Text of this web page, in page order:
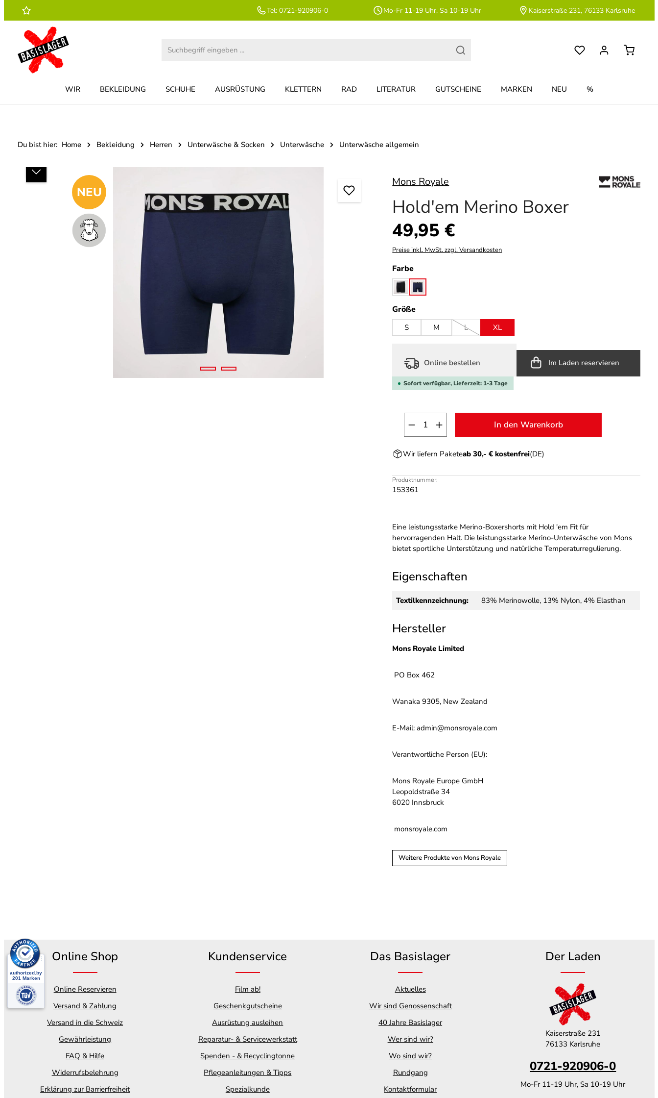
Hauptinhalt springen
Zur Suche springen
Zur Hauptnavigation springen Tel: 0721-920906-0 Mo-Fr 11-19 Uhr, Sa 10-19 Uhr Kaiserstraße 231, 76133 Karlsruhe
WIR BEKLEIDUNG SCHUHE AUSRÜSTUNG KLETTERN RAD LITERATUR GUTSCHEINE MARKEN NEU %
Du bist hier: Home Bekleidung Herren Unterwäsche & Socken Unterwäsche Unterwäsche allgemein
Bildergalerie überspringen
NEU
Mons Royale
Hold'em Merino Boxer
Regulärer Preis:
49,95 €
Preise inkl. MwSt. zzgl. Versandkosten
Farbeauswählen
blackmidnight
Größeauswählen
S M L
(Diese Option ist zurzeit nicht verfügbar.)
XL
Online bestellen Im Laden reservieren
Sofort verfügbar, Lieferzeit: 1-3 Tage
Produkt Anzahl: Gib den gewünschten Wert
In den Warenkorb
Wir liefern Paketeab 30,- € kostenfrei(DE)
Produktnummer:
153361
Eine leistungsstarke Merino-Boxershorts mit Hold 'em Fit für
hervorragenden Halt. Die leistungsstarke Merino-Unterwäsche von Mons
bietet sportliche Unterstützung und natürliche Temperaturregulierung.
Eigenschaften
Textilkennzeichnung: 83% Merinowolle, 13% Nylon, 4% Elasthan
Hersteller
Mons Royale Limited
PO Box 462
Wanaka 9305, New Zealand
E-Mail: admin@monsroyale.com
Verantwortliche Person (EU):
Mons Royale Europe GmbH
Leopoldstraße 34
6020 Innsbruck
monsroyale.com
Weitere Produkte von Mons Royale
Online Shop
Online Reservieren
Versand & Zahlung
Versand in die Schweiz
Gewährleistung
FAQ & Hilfe
Widerrufsbelehrung
Erklärung zur Barrierfreiheit
Kundenservice
Film ab!
Geschenkgutscheine
Ausrüstung ausleihen
Reparatur- & Servicewerkstatt
Spenden - & Recyclingtonne
Pflegeanleitungen & Tipps
Spezialkunde
Das Basislager
Aktuelles
Wir sind Genossenschaft
40 Jahre Basislager
Wer sind wir?
Wo sind wir?
Rundgang
Kontaktformular
Der Laden
Kaiserstraße 231
76133 Karlsruhe
0721-920906-0
Mo-Fr 11-19 Uhr, Sa 10-19 Uhr